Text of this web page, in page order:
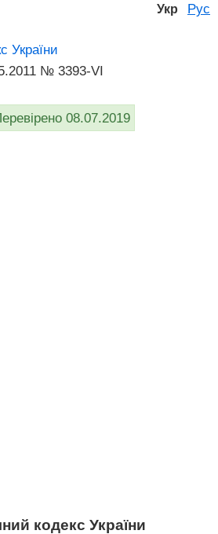
Укр Рус
України
№ 3393-VI
08.07.2019
кодекс України